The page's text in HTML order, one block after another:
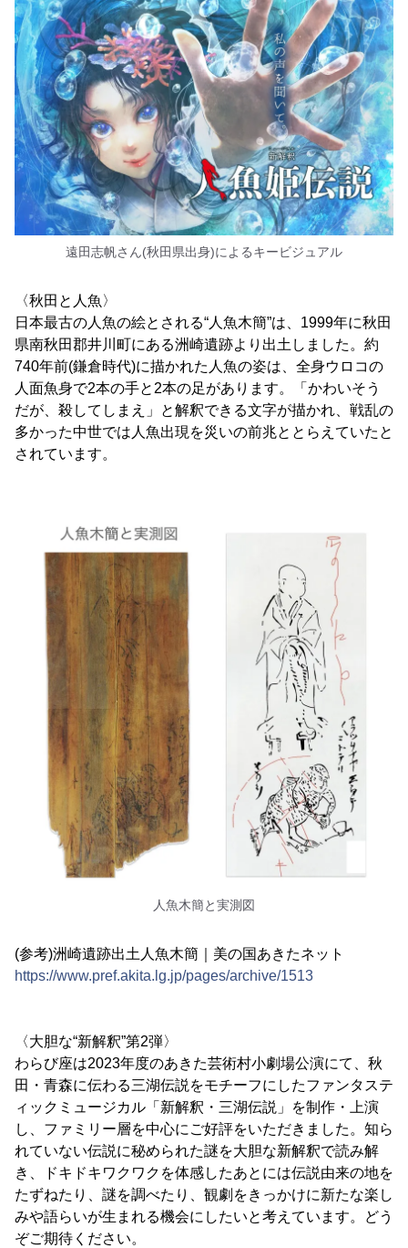
遠田志帆さん(秋田県出身)によるキービジュアル
〈秋田と人魚〉
日本最古の人魚の絵とされる“人魚木簡”は、1999年に秋田
県南秋田郡井川町にある洲崎遺跡より出土しました。約
740年前(鎌倉時代)に描かれた人魚の姿は、全身ウロコの
人面魚身で2本の手と2本の足があります。「かわいそう
だが、殺してしまえ」と解釈できる文字が描かれ、戦乱の
多かった中世では人魚出現を災いの前兆ととらえていたと
されています。
人魚木簡と実測図
(参考)洲崎遺跡出土人魚木簡｜美の国あきたネット
https://www.pref.akita.lg.jp/pages/archive/1513
〈大胆な“新解釈”第2弾〉
わらび座は2023年度のあきた芸術村小劇場公演にて、秋
田・青森に伝わる三湖伝説をモチーフにしたファンタステ
ィックミュージカル「新解釈・三湖伝説」を制作・上演
し、ファミリー層を中心にご好評をいただきました。知ら
れていない伝説に秘められた謎を大胆な新解釈で読み解
き、ドキドキワクワクを体感したあとには伝説由来の地を
たずねたり、謎を調べたり、観劇をきっかけに新たな楽し
みや語らいが生まれる機会にしたいと考えています。どう
ぞご期待ください。